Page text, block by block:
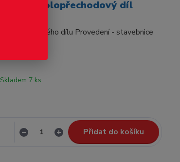
- polopřechodový díl
dílu Provedení - stavebnice
Skladem 7 ks
Přidat do košíku